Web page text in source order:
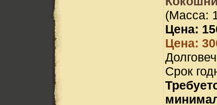
(Масса:
Цена:
Цена:
Срок